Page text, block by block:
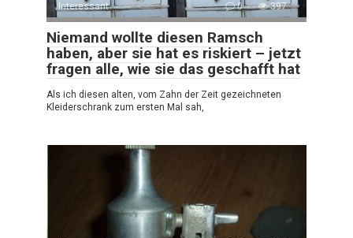
Interessant 0 397
Niemand wollte diesen Ramsch
haben, aber sie hat es riskiert – jetzt
fragen alle, wie sie das geschafft hat
Als ich diesen alten, vom Zahn der Zeit gezeichneten
Kleiderschrank zum ersten Mal sah,